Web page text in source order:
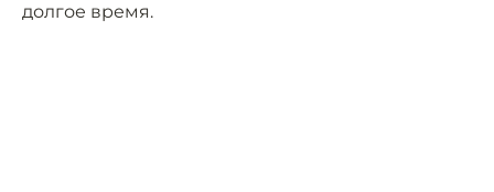
долгое время.